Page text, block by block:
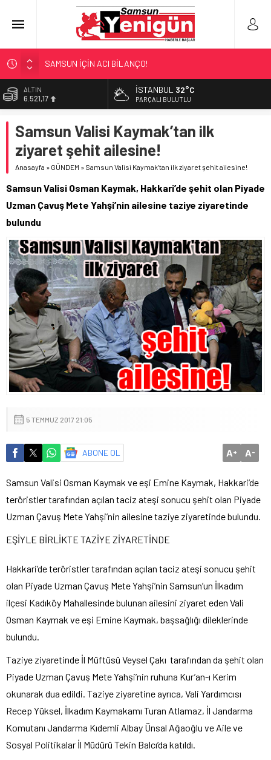
SAMSUN İÇİN ACI BİLANÇO!
SAMSUN’DA ‘ZEHİR’ BASKINLARI!
4 KOLDAN FARKINDALIK!
‘HER PROJE GELECEĞE MİRAS!’
ALTIN
6.521,17
13.685,30
DOLAR
47,5953
55,0659
İSTANBUL 32°C
PARÇALI BULUTLU
Samsun Valisi Kaymak’tan ilk
ziyaret şehit ailesine!
Anasayfa » GÜNDEM » Samsun Valisi Kaymak’tan ilk ziyaret şehit ailesine!
Samsun Valisi Osman Kaymak, Hakkari’de şehit olan Piyade
Uzman Çavuş Mete Yahşi’nin ailesine taziye ziyaretinde
bulundu
5 TEMMUZ 2017 21:05
ABONE OL A+ A-
Samsun Valisi Osman Kaymak ve eşi Emine Kaymak, Hakkari’de
teröristler tarafından açılan taciz ateşi sonucu şehit olan Piyade
Uzman Çavuş Mete Yahşi’nin ailesine taziye ziyaretinde bulundu.
EŞİYLE BİRLİKTE TAZİYE ZİYARETİNDE
Hakkari’de teröristler tarafından açılan taciz ateşi sonucu şehit
olan Piyade Uzman Çavuş Mete Yahşi’nin Samsun’un İlkadım
ilçesi Kadıköy Mahallesinde bulunan ailesini ziyaret eden Vali
Osman Kaymak ve eşi Emine Kaymak, başsağlığı dileklerinde
bulundu.
Taziye ziyaretinde İl Müftüsü Veysel Çakı tarafından da şehit olan
Piyade Uzman Çavuş Mete Yahşi’nin ruhuna Kur’an-ı Kerim
okunarak dua edildi. Taziye ziyaretine ayrıca, Vali Yardımcısı
Recep Yüksel, İlkadım Kaymakamı Turan Atlamaz, İl Jandarma
Komutanı Jandarma Kıdemli Albay Ünsal Ağaoğlu ve Aile ve
Sosyal Politikalar İl Müdürü Tekin Balcı’da katıldı.